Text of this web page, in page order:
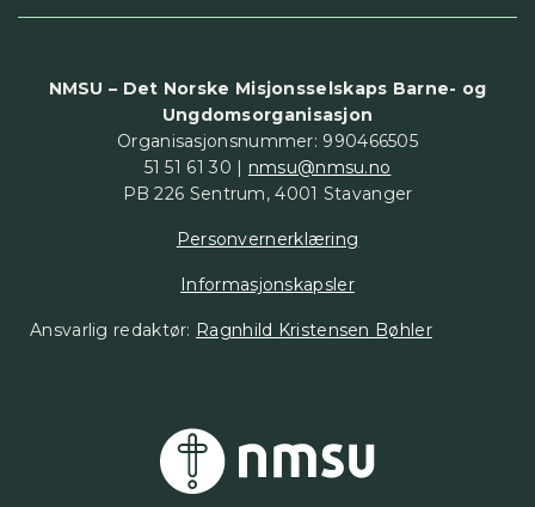
NMSU – Det Norske Misjonsselskaps Barne- og
Ungdomsorganisasjon
Organisasjonsnummer: 990466505
51 51 61 30 | nmsu@nmsu.no
PB 226 Sentrum, 4001 Stavanger
Personvernerklæring
Informasjonskapsler
Ansvarlig redaktør: Ragnhild Kristensen Bøhler